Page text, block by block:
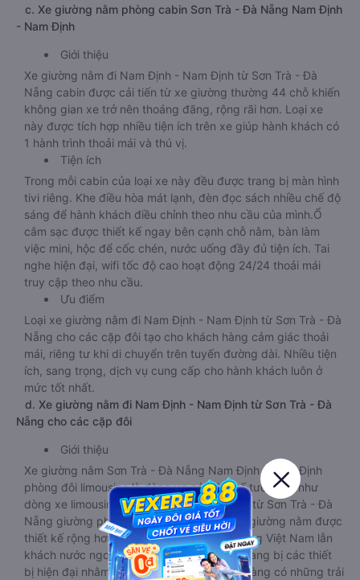
c. Xe giường nằm phòng cabin Sơn Trà - Đà Nẵng Nam Định
- Nam Định
Giới thiệu
Xe giường nằm đi Nam Định - Nam Định từ Sơn Trà - Đà
Nẵng cabin được cải tiến từ xe giường thường 44 chỗ khiến
không gian xe trở nên thoáng đãng, rộng rãi hơn. Loại xe
này được tích hợp nhiều tiện ích trên xe giúp hành khách có
1 hành trình thoải mái và thú vị.
Tiện ích
Trong mỗi cabin của loại xe này đều được trang bị màn hình
tivi riêng. Khe điều hòa mát lạnh, đèn đọc sách nhiều chế độ
sáng để hành khách điều chỉnh theo nhu cầu của mình.Ổ
cắm sạc được thiết kế ngay bên cạnh chỗ nằm, bàn làm
việc mini, hộc để cốc chén, nước uống đầy đủ tiện ích. Tai
nghe hiện đại, wifi tốc độ cao hoạt động 24/24 thoải mái
truy cập theo nhu cầu.
Ưu điểm
Loại xe giường nằm đi Nam Định - Nam Định từ Sơn Trà - Đà
Nẵng cho các cặp đôi tạo cho khách hàng cảm giác thoải
mái, riêng tư khi di chuyển trên tuyến đường dài. Nhiều tiện
ích, sang trọng, dịch vụ cung cấp cho hành khách luôn ở
mức tốt nhất.
d. Xe giường nằm đi Nam Định - Nam Định từ Sơn Trà - Đà
Nẵng cho các cặp đôi
Giới thiệu
Xe giường nằm Sơn Trà - Đà Nẵng Nam Định - Nam Định
phòng đôi limousine là dòng xe có thiết kế tương tự như
dòng xe limousine đi Nam Định - Nam Định từ Sơn Trà - Đà
Nẵng giường phòng. Tuy nhiên kích thước giường nằm được
thiết kế rộng hơn, phù hợp với cả khách hàng Việt Nam lẫn
khách nước ngoài. Nhà xe vẫn chú trọng trang bị các thiết
bị hiện đại nhằm đảm bảo cho quý khách hàng có những trải